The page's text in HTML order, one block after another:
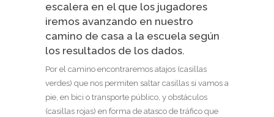
escalera en el que los jugadores
iremos avanzando en nuestro
camino de casa a la escuela según
los resultados de los dados.
Por el camino encontraremos atajos (casillas
verdes) que nos permiten saltar casillas si vamos a
pie, en bici o transporte público, y obstáculos
(casillas rojas) en forma de atasco de tráfico que